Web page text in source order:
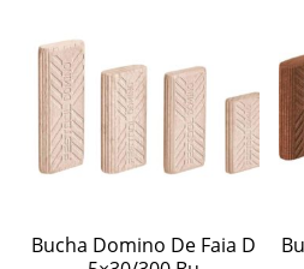
Bucha Domino De Faia D